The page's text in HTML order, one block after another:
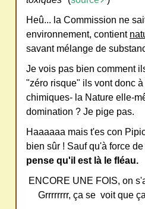
Heû... la Commission ne
environnement, contient
savant mélange de
Je vois pas bien comment
"zéro risque" ils vont donc
chimiques- la Nature elle-
domination ? Je pige pas.
Haaaaaa mais t'es con
bien sûr ! Sauf qu'à force
pense qu'il est là le fléau.
ENCORE UNE FOIS, on
Grrrrrrrr, ça se voit que